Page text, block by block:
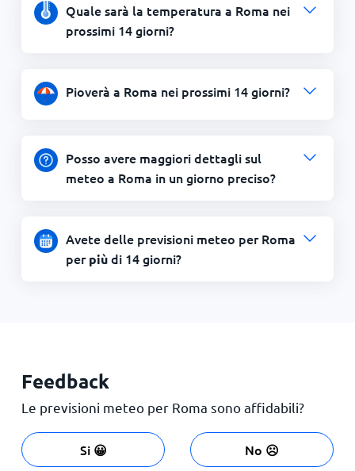
Quale sarà la temperatura a Roma nei
prossimi 14 giorni?
Pioverà a Roma nei prossimi 14 giorni?
Posso avere maggiori dettagli sul
meteo a Roma in un giorno preciso?
Avete delle previsioni meteo per Roma
perpiùdi 14 giorni?
Feedback
Le previsioni meteo per Roma sono affidabili?
Si 😀 No ☹️